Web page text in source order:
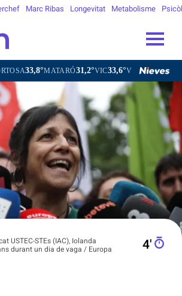
Marc Ribas Longevitat Metabolisme
MATARÓ31,2°VIC33,6°VILAFRANCA DEL
USTEC-STEs (IAC), Iolanda
durant un dia de vaga / Europa
4′